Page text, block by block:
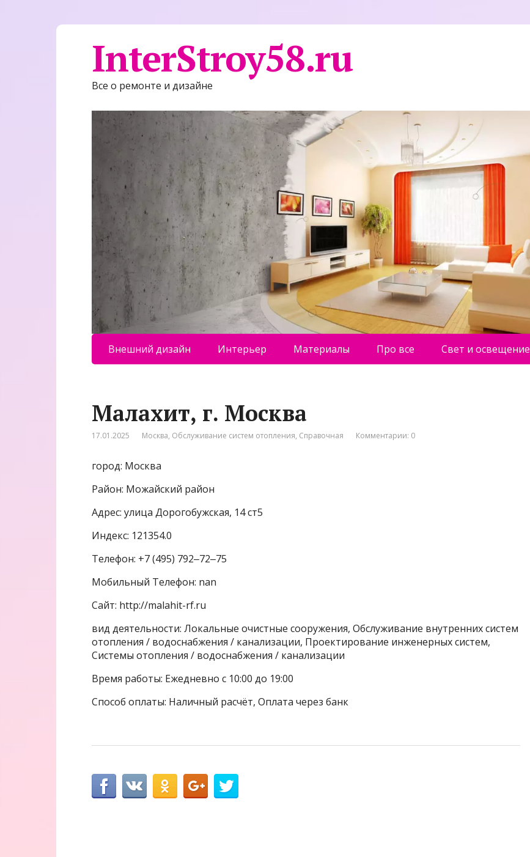
InterStroy58.ru
Все о ремонте и дизайне
Внешний дизайн Интерьер Материалы Про все Свет и освещение
Малахит, г. Москва
17.01.2025 Москва, Обслуживание систем отопления, Справочная Комментарии: 0
город: Москва
Район: Можайский район
Адрес: улица Дорогобужская, 14 ст5
Индекс: 121354.0
Телефон: +7 (495) 792‒72‒75
Мобильный Телефон: nan
Сайт: http://malahit-rf.ru
вид деятельности: Локальные очистные сооружения, Обслуживание внутренних систем
отопления / водоснабжения / канализации, Проектирование инженерных систем,
Системы отопления / водоснабжения / канализации
Время работы: Ежедневно с 10:00 до 19:00
Способ оплаты: Наличный расчёт, Оплата через банк